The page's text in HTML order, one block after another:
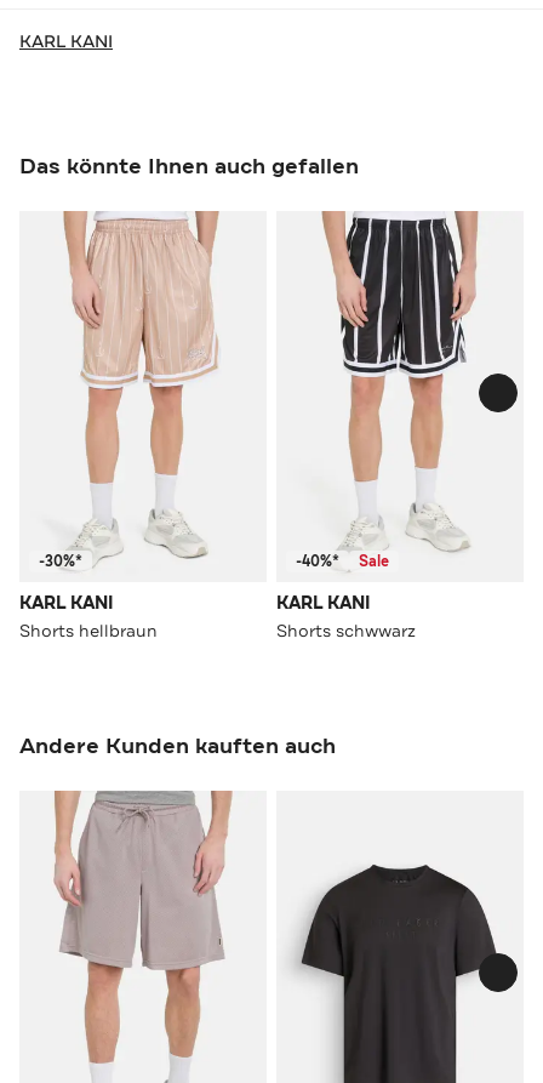
KARL KANI
Das könnte Ihnen auch gefallen
-30%*
KARL KANI
Shorts hellbraun
-40%* Sale
KARL KANI
Shorts schwwarz
Andere Kunden kauften auch